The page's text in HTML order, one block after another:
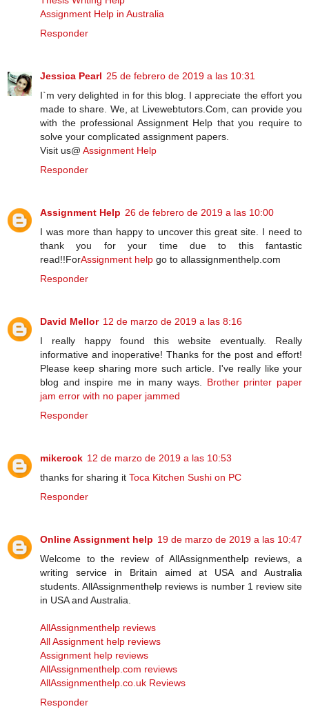
Assignment Help in Australia
Responder
Jessica Pearl 25 de febrero de 2019 a las 10:31
I`m very delighted in for this blog. I appreciate the effort you
made to share. We, at Livewebtutors.Com, can provide you
with the professional Assignment Help that you require to
solve your complicated assignment papers.
Visit us@ Assignment Help
Responder
Assignment Help 26 de febrero de 2019 a las 10:00
I was more than happy to uncover this great site. I need to
thank you for your time due to this fantastic
read!!ForAssignment help go to allassignmenthelp.com
Responder
David Mellor 12 de marzo de 2019 a las 8:16
I really happy found this website eventually. Really
informative and inoperative! Thanks for the post and effort!
Please keep sharing more such article. I've really like your
blog and inspire me in many ways. Brother printer paper
jam error with no paper jammed
Responder
mikerock 12 de marzo de 2019 a las 10:53
thanks for sharing it Toca Kitchen Sushi on PC
Responder
Online Assignment help 19 de marzo de 2019 a las 10:47
Welcome to the review of AllAssignmenthelp reviews, a
writing service in Britain aimed at USA and Australia
students. AllAssignmenthelp reviews is number 1 review site
in USA and Australia.
AllAssignmenthelp reviews
All Assignment help reviews
Assignment help reviews
AllAssignmenthelp.com reviews
AllAssignmenthelp.co.uk Reviews
Responder